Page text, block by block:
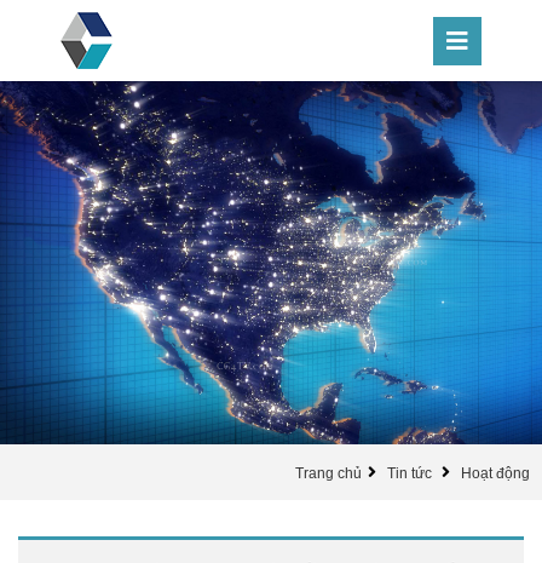
Trang chủ Tin tức Hoạt động